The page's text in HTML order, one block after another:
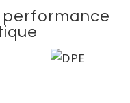
performance